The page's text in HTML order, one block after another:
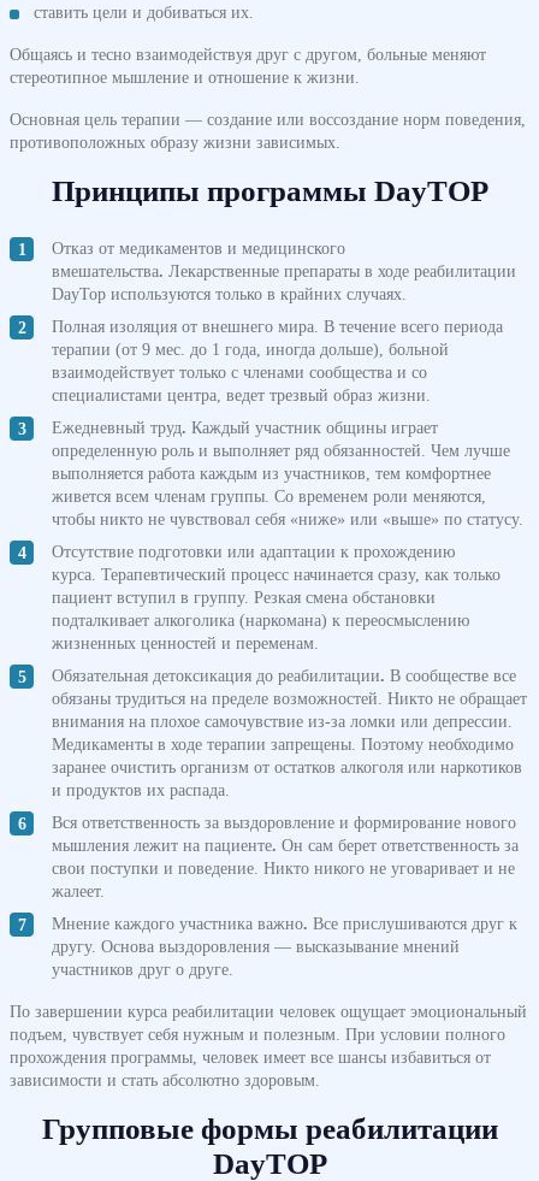
ставить цели и добиваться их.
Общаясь и тесно взаимодействуя друг с другом, больные меняют
стереотипное мышление и отношение к жизни.
Основная цель терапии — создание или воссоздание норм поведения,
противоположных образу жизни зависимых.
Принципы программы DayTOP
Отказ от медикаментов и медицинского
вмешательства. Лекарственные препараты в ходе реабилитации
DayTop используются только в крайних случаях.
Полная изоляция от внешнего мира. В течение всего периода
терапии (от 9 мес. до 1 года, иногда дольше), больной
взаимодействует только с членами сообщества и со
специалистами центра, ведет трезвый образ жизни.
Ежедневный труд. Каждый участник общины играет
определенную роль и выполняет ряд обязанностей. Чем лучше
выполняется работа каждым из участников, тем комфортнее
живется всем членам группы. Со временем роли меняются,
чтобы никто не чувствовал себя «ниже» или «выше» по статусу.
Отсутствие подготовки или адаптации к прохождению
курса. Терапевтический процесс начинается сразу, как только
пациент вступил в группу. Резкая смена обстановки
подталкивает алкоголика (наркомана) к переосмыслению
жизненных ценностей и переменам.
Обязательная детоксикация до реабилитации. В сообществе все
обязаны трудиться на пределе возможностей. Никто не обращает
внимания на плохое самочувствие из-за ломки или депрессии.
Медикаменты в ходе терапии запрещены. Поэтому необходимо
заранее очистить организм от остатков алкоголя или наркотиков
и продуктов их распада.
Вся ответственность за выздоровление и формирование нового
мышления лежит на пациенте. Он сам берет ответственность за
свои поступки и поведение. Никто никого не уговаривает и не
жалеет.
Мнение каждого участника важно. Все прислушиваются друг к
другу. Основа выздоровления — высказывание мнений
участников друг о друге.
По завершении курса реабилитации человек ощущает эмоциональный
подъем, чувствует себя нужным и полезным. При условии полного
прохождения программы, человек имеет все шансы избавиться от
зависимости и стать абсолютно здоровым.
Групповые формы реабилитации
DayTOP